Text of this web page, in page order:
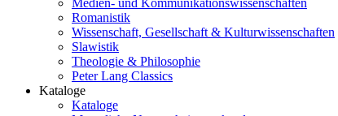
Medien- und Kommunikationswissenschaften
Romanistik
Wissenschaft, Gesellschaft & Kulturwissenschaften
Slawistik
Theologie & Philosophie
Peter Lang Classics
Kataloge
Kataloge